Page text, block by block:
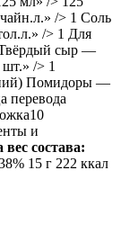
/> 1 Соль
/> 1 Для
Твёрдый сыр —
/> 1
Помидоры —
перевода
и
вес состава:
15 г 222 ккал